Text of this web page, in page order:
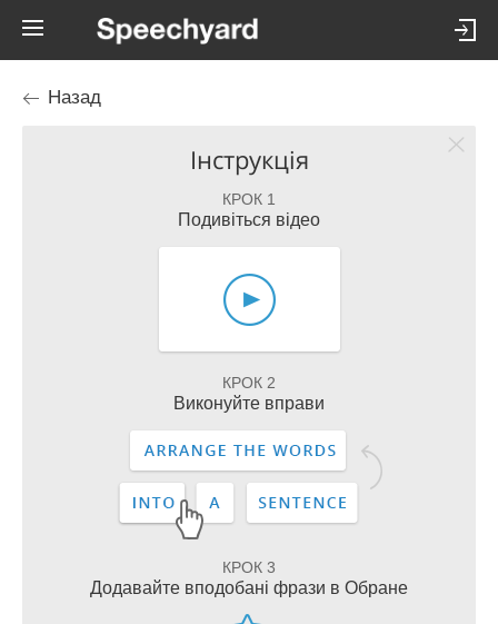
Назад
Інструкція
КРОК 1
Подивіться відео
КРОК 2
Виконуйте вправи
КРОК 3
Додавайте вподобані фрази в Обране